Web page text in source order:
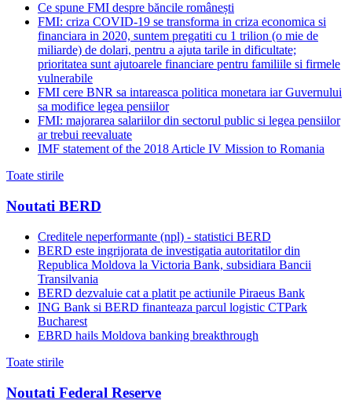
Ce spune FMI despre băncile românești
FMI: criza COVID-19 se transforma in criza economica si
financiara in 2020, suntem pregatiti cu 1 trilion (o mie de
miliarde) de dolari, pentru a ajuta tarile in dificultate;
prioritatea sunt ajutoarele financiare pentru familiile si firmele
vulnerabile
FMI cere BNR sa intareasca politica monetara iar Guvernului
sa modifice legea pensiilor
FMI: majorarea salariilor din sectorul public si legea pensiilor
ar trebui reevaluate
IMF statement of the 2018 Article IV Mission to Romania
Toate stirile
Noutati BERD
Creditele neperformante (npl) - statistici BERD
BERD este ingrijorata de investigatia autoritatilor din
Republica Moldova la Victoria Bank, subsidiara Bancii
Transilvania
BERD dezvaluie cat a platit pe actiunile Piraeus Bank
ING Bank si BERD finanteaza parcul logistic CTPark
Bucharest
EBRD hails Moldova banking breakthrough
Toate stirile
Noutati Federal Reserve